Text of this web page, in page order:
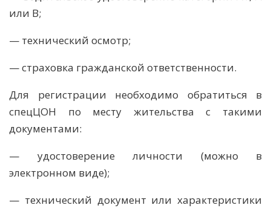
или В;
— технический осмотр;
— страховка гражданской ответственности.
Для регистрации необходимо обратиться в
спецЦОН по месту жительства с такими
документами:
— удостоверение личности (можно в
электронном виде);
— технический документ или характеристики